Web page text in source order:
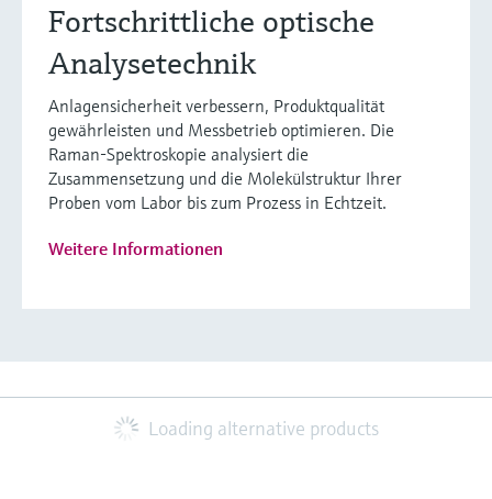
Fortschrittliche optische
Analysetechnik
Anlagensicherheit verbessern, Produktqualität
gewährleisten und Messbetrieb optimieren. Die
Raman-Spektroskopie analysiert die
Zusammensetzung und die Molekülstruktur Ihrer
Proben vom Labor bis zum Prozess in Echtzeit.
Weitere Informationen
Loading alternative products